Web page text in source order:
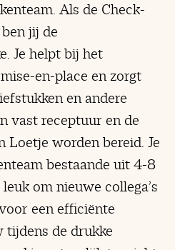
Als de Check-
jij de
Je helpt bij het
en-place en zorgt
en andere
vast receptuur en de
Loetje worden bereid. Je
bestaande uit 4-8
om nieuwe collega’s
een efficiënte
de drukke